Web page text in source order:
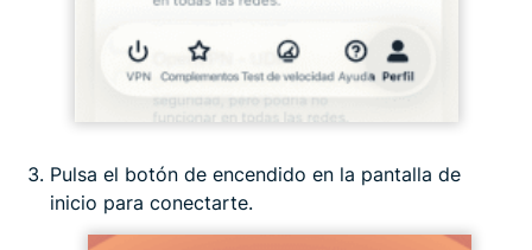
Pulsa el botón de encendido en la pantalla de
inicio para conectarte.